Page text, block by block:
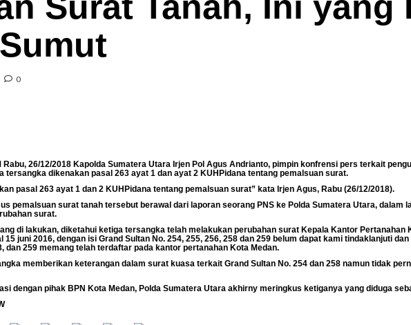
0
Rabu, 26/12/2018 Kapolda Sumatera Utara Irjen Pol Agus Andrianto, pimpin konfrensi pers terkait
tersangka dikenakan pasal 263 ayat 1 dan ayat 2 KUHPidana tentang pemalsuan surat.
pasal 263 ayat 1 dan 2 KUHPidana tentang pemalsuan surat” kata Irjen Agus, Rabu (26/12/2018).
pemalsuan surat tanah tersebut berawal dari laporan seorang PNS ke Polda Sumatera Utara, dalam
surat.
di lakukan, diketahui ketiga tersangka telah melakukan perubahan surat Kepala Kantor Pertanahan
15 juni 2016, dengan isi Grand Sultan No. 254, 255, 256, 258 dan 259 belum dapat kami tindaklanjuti
dan 259 memang telah terdaftar pada kantor pertanahan Kota Medan.
memberikan keterangan dalam surat kuasa terkait Grand Sultan No. 254 dan 258 namun tidak
dengan pihak BPN Kota Medan, Polda Sumatera Utara akhirny meringkus ketiganya yang diduga